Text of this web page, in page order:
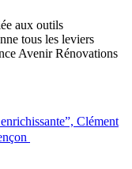
aux outils
tous les leviers
Avenir Rénovations
Clément